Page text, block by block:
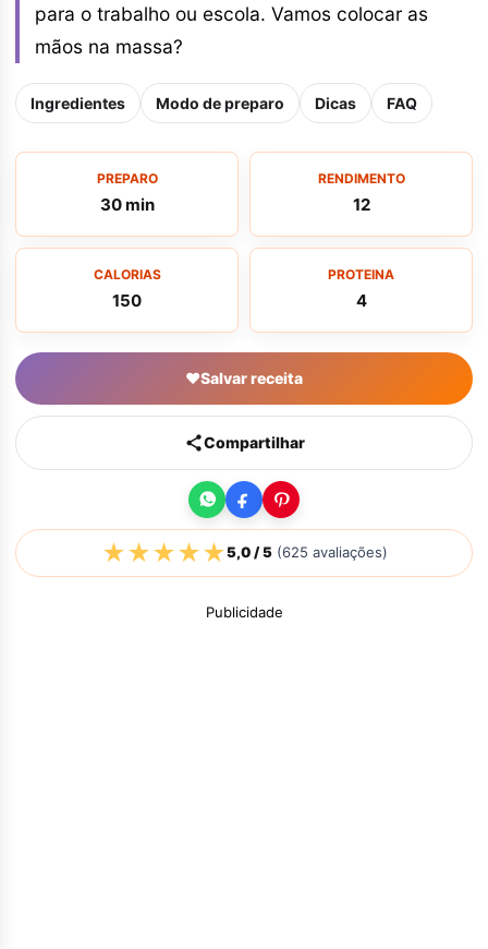
para o trabalho ou escola. Vamos colocar as
mãos na massa?
Ingredientes Modo de preparo Dicas FAQ
PREPARO
30 min
RENDIMENTO
12
CALORIAS
150
PROTEINA
4
♥Salvar receita
Compartilhar
★★★★★5,0/ 5(625 avaliações)
Publicidade